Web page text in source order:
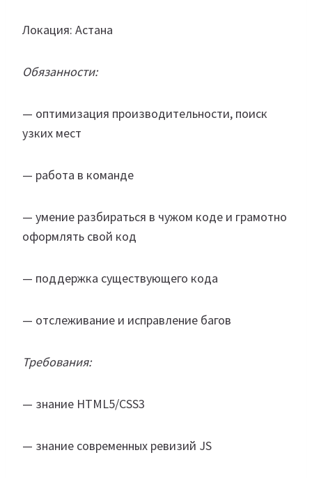
Локация: Астана
Обязанности:
— оптимизация производительности, поиск
узких мест
— работа в команде
— умение разбираться в чужом коде и грамотно
оформлять свой код
— поддержка существующего кода
— отслеживание и исправление багов
Требования:
— знание HTML5/CSS3
— знание современных ревизий JS